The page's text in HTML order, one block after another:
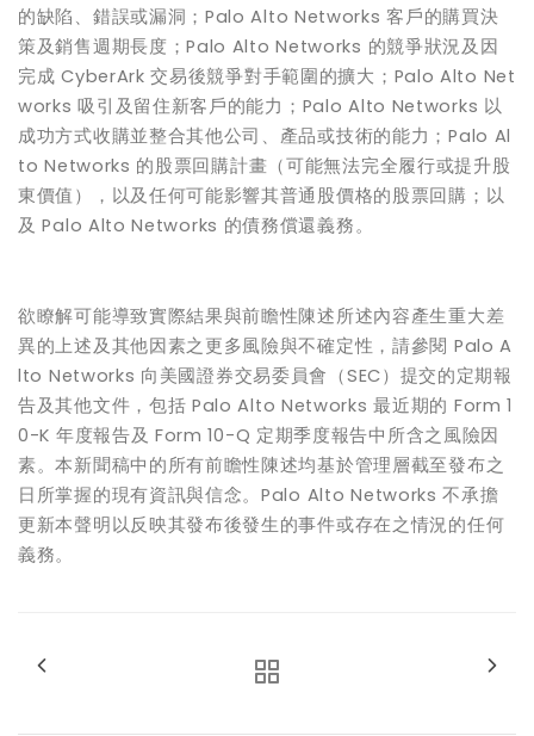
的缺陷、錯誤或漏洞；Palo Alto Networks 客戶的購買決
策及銷售週期長度；Palo Alto Networks 的競爭狀況及因
完成 CyberArk 交易後競爭對手範圍的擴大；Palo Alto Net
works 吸引及留住新客戶的能力；Palo Alto Networks 以
成功方式收購並整合其他公司、產品或技術的能力；Palo Al
to Networks 的股票回購計畫（可能無法完全履行或提升股
東價值），以及任何可能影響其普通股價格的股票回購；以
及 Palo Alto Networks 的債務償還義務。
欲瞭解可能導致實際結果與前瞻性陳述所述內容產生重大差
異的上述及其他因素之更多風險與不確定性，請參閱 Palo A
lto Networks 向美國證券交易委員會（SEC）提交的定期報
告及其他文件，包括 Palo Alto Networks 最近期的 Form 1
0-K 年度報告及 Form 10-Q 定期季度報告中所含之風險因
素。本新聞稿中的所有前瞻性陳述均基於管理層截至發布之
日所掌握的現有資訊與信念。Palo Alto Networks 不承擔
更新本聲明以反映其發布後發生的事件或存在之情況的任何
義務。